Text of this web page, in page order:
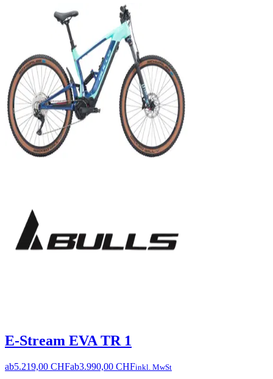
E-Stream EVA TR 1
ab5.219,00 CHFab3.990,00 CHFinkl. MwSt